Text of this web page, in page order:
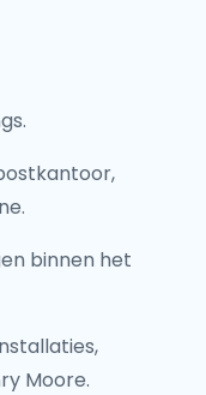
binnen het
Moore.